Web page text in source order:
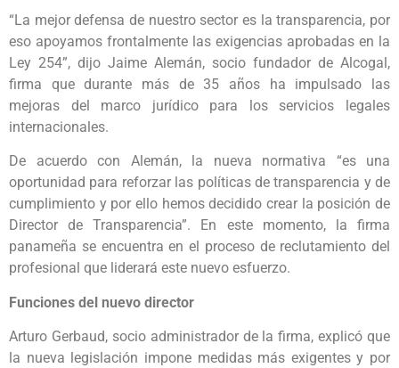
“La mejor defensa de nuestro sector es la transparencia, por
eso apoyamos frontalmente las exigencias aprobadas en la
Ley 254”, dijo Jaime Alemán, socio fundador de Alcogal,
firma que durante más de 35 años ha impulsado las
mejoras del marco jurídico para los servicios legales
internacionales.
De acuerdo con Alemán, la nueva normativa “es una
oportunidad para reforzar las políticas de transparencia y de
cumplimiento y por ello hemos decidido crear la posición de
Director de Transparencia”. En este momento, la firma
panameña se encuentra en el proceso de reclutamiento del
profesional que liderará este nuevo esfuerzo.
Funciones del nuevo director
Arturo Gerbaud, socio administrador de la firma, explicó que
la nueva legislación impone medidas más exigentes y por